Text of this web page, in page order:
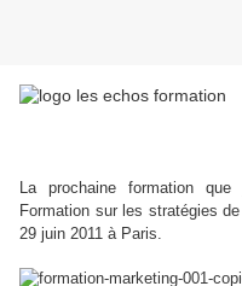
La prochaine formation
Formation sur les stratégies
29 juin 2011 à Paris.